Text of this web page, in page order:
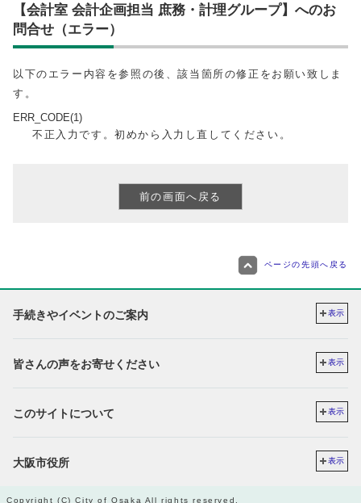
【会計室 会計企画担当 庶務・計理グループ】へのお
問合せ（エラー）
以下のエラー内容を参照の後、該当箇所の修正をお願い致しま
す。
ERR_CODE(1)
不正入力です。初めから入力し直してください。
ページの先頭へ戻る
手続きやイベントのご案内 表示
皆さんの声をお寄せください 表示
このサイトについて 表示
大阪市役所 表示
Copyright (C) City of Osaka All rights reserved.